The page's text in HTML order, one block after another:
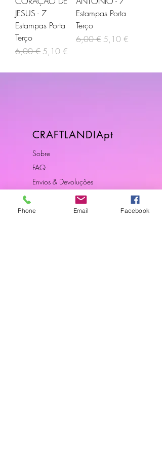
JESUS - 7
Estampas Porta
Terço
Preço normal
6,00 € Preço promocional
5,10 €
Estampas Porta
Terço
Preço normal
6,00 € Preço promocional
5,10 €
CRAFTLANDIApt
Sobre
FAQ
Envios & Devoluções
Política da Loja
Contactos
Phone Email Facebook